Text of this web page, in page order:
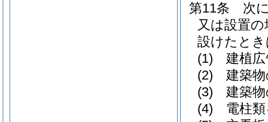
第11条
次
又は設置
設けたと
(1)
建植
(2)
建築
(3)
建築
(4)
電柱